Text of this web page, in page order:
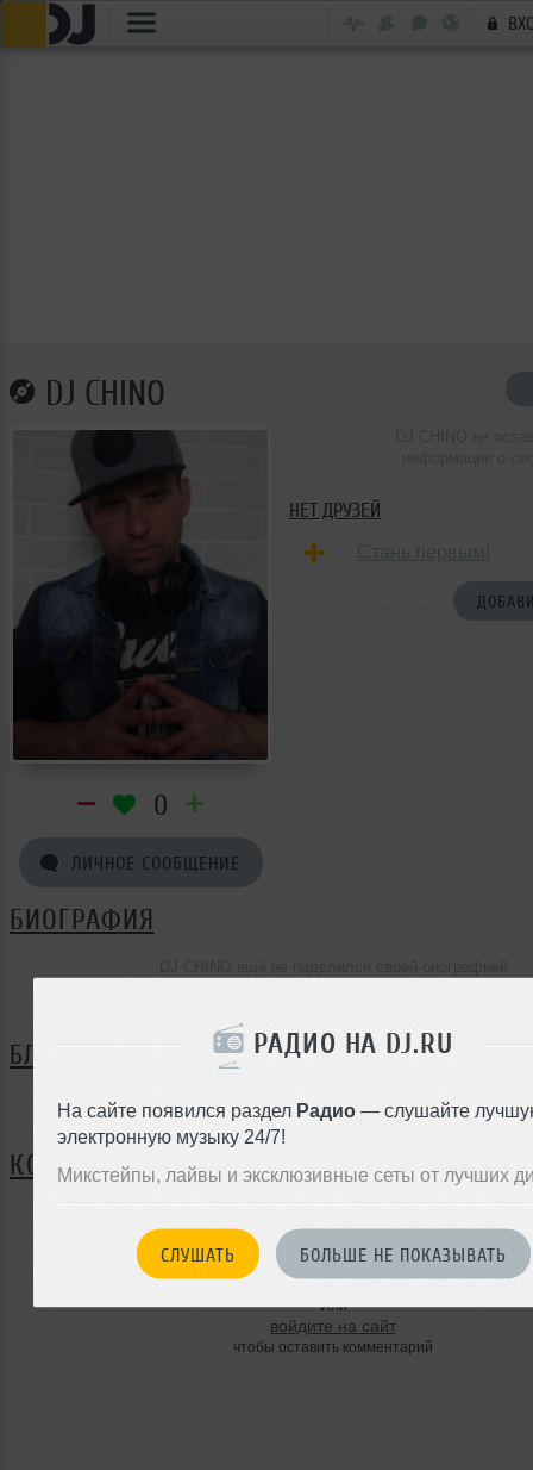
РАДИО НА DJ.RU
На сайте появился раздел Радио — слушайте
электронную музыку 24/7!
Микстейпы, лайвы и эксклюзивные сеты от лучших
СЛУШАТЬ БОЛЬШЕ НЕ ПОКАЗЫВАТЬ
DJ CHINO
0
ЛИЧНОЕ СООБЩЕНИЕ
НЕТ ДРУЗЕЙ
БИОГРАФИЯ
БЛОГ
Нет записей в блоге
КОММЕНТАРИИ
ЗАРЕГИСТРИРУЙТЕСЬ
Или
войдите на сайт
чтобы оставить комментарий